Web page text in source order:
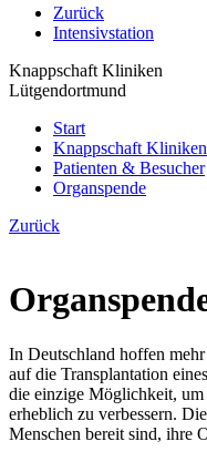
Zurück
Intensivstation
Knappschaft Kliniken
Lütgendortmund
Start
Knappschaft
Patienten & Besucher
Organspende
Zurück
In Deutschland hoffen
auf die Transplantation
die einzige Möglichkeit, um
erheblich zu verbessern.
Menschen bereit sind, ihre